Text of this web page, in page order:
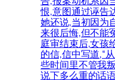
恨,意图通过诬告
她还说,当初因为
来很后悔,但不能
庭审结束后,女孩
的信,信中写道,“
些时间里不管我
说下多么重的话